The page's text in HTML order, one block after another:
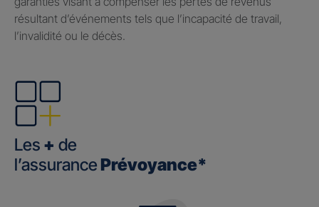
résultant d’événements tels que l’incapacité de travail,
l’invalidité ou le décès.
Les + de
l’assurance Prévoyance*